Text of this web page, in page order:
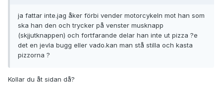
ja fattar inte.jag åker förbi vender motorcykeln mot han som
ska han den och trycker på venster musknapp
(skjjutknappen) och fortfarande delar han inte ut pizza ?e
det en jevla bugg eller vado.kan man stå stilla och kasta
pizzorna ?
Kollar du åt sidan då?